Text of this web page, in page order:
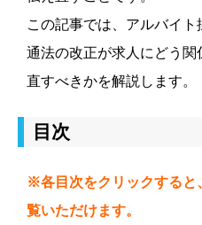
この記事では、アルバイ
通法の改正が求人にどう
直すべきかを解説します。
目次
※各目次をクリックすると
覧いただけます。